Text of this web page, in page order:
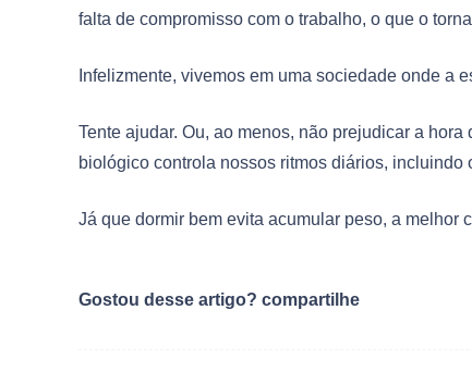
falta de compromisso com o trabalho, o que o
Infelizmente, vivemos em uma sociedade onde a
Tente ajudar. Ou, ao menos, não prejudicar a
biológico controla nossos ritmos diários, incluindo
Já que dormir bem evita acumular peso, a melhor
Gostou desse artigo? compartilhe